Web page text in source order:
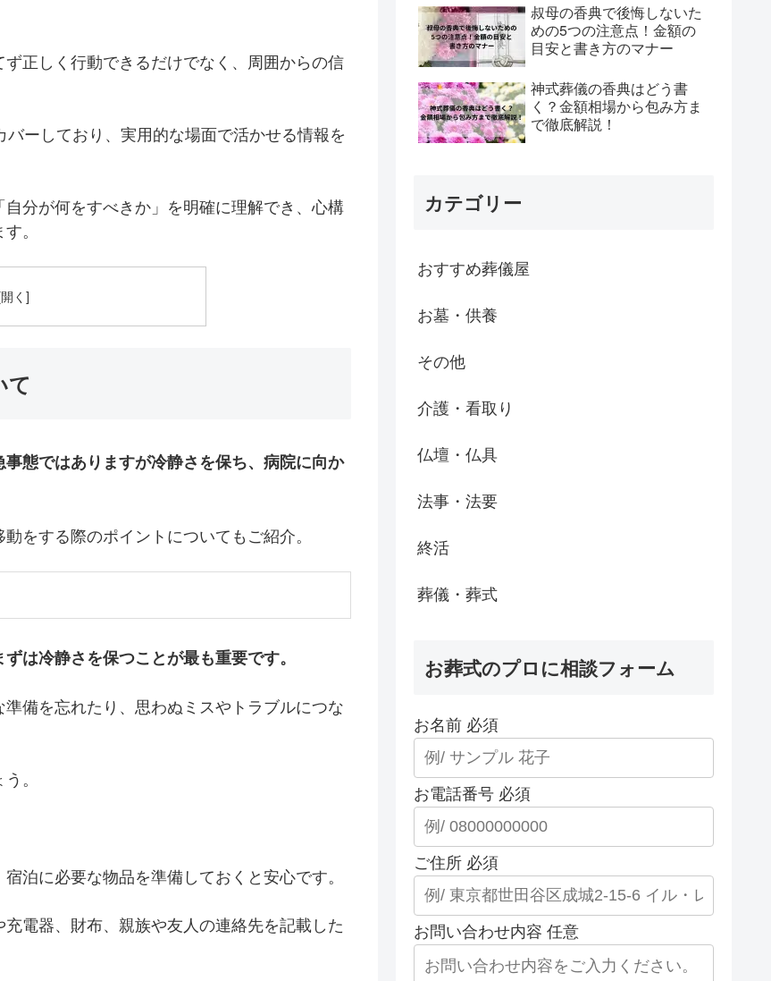
正しく行動できるだけでなく、周囲からの信
ーしており、実用的な場面で活かせる情報を
分が何をすべきか」を明確に理解でき、心構
。
て
態ではありますが冷静さを保ち、病院に向か
をする際のポイントについてもご紹介。
は冷静さを保つことが最も重要です。
備を忘れたり、思わぬミスやトラブルにつな
。
泊に必要な物品を準備しておくと安心です。
電器、財布、親族や友人の連絡先を記載した
叔母の香典で後悔しないた
めの5つの注意点！金額の
目安と書き方のマナー
神式葬儀の香典はどう書
く？金額相場から包み方ま
で徹底解説！
カテゴリー
おすすめ葬儀屋
お墓・供養
その他
介護・看取り
仏壇・仏具
法事・法要
終活
葬儀・葬式
お葬式のプロに相談フォーム
お名前 必須
お電話番号 必須
ご住所 必須
お問い合わせ内容 任意